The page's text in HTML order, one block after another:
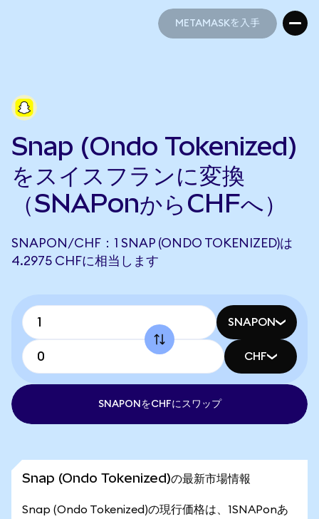
METAMASKを入手
Snap (Ondo Tokenized)
をスイスフランに変換
（SNAPonからCHFへ）
SNAPON/CHF：1 SNAP (ONDO TOKENIZED)は
4.2975 CHFに相当します
SNAPON
CHF
SNAPONをCHFにスワップ
Snap (Ondo Tokenized)の最新市場情報
Snap (Ondo Tokenized)の現行価格は、1SNAPonあ